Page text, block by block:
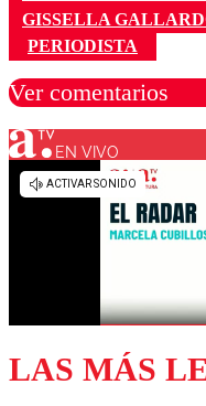
GISSELLA
PERIODISTA
Ver comentarios
Los comentarios
EN VIVO
LAS MÁS